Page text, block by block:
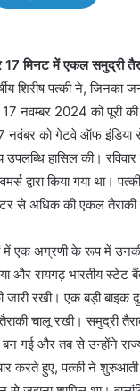
में एकल समुद्री
शिरीष पत्की ने,
17 नवम्बर 2024 को पूरी
नवंबर को गेटवे ऑफ
हासिल की।
द्वारा किया गया था।
से अधिक की एकल तैराकी
में एक अग्रणी के रूप में
रायगढ़ भारतीय स्टेट
जारी रखी। एक बड़ी
चालू रखी। समुद्री
गई और तब से उन्होंने
करते हुए, पत्की ने